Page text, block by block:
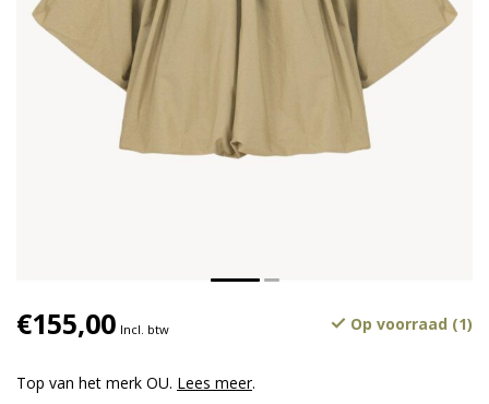
€155,00 Incl. btw Op voorraad (1)
Top van het merk OU. Lees meer.